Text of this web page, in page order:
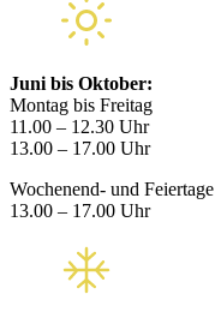
Juni bis Oktober:
Montag bis Freitag
11.00 – 12.30 Uhr
13.00 – 17.00 Uhr
Wochenend- und Feiertage
13.00 – 17.00 Uhr